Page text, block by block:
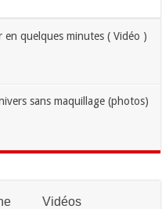
en quelques minutes ( Vidéo )
sans maquillage (photos)
Vidéos